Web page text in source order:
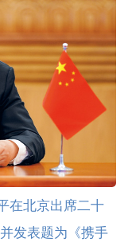
在北京出席二十
发表题为《携手